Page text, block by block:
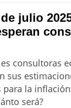
y
julio
consultoras
sus
para la
será?